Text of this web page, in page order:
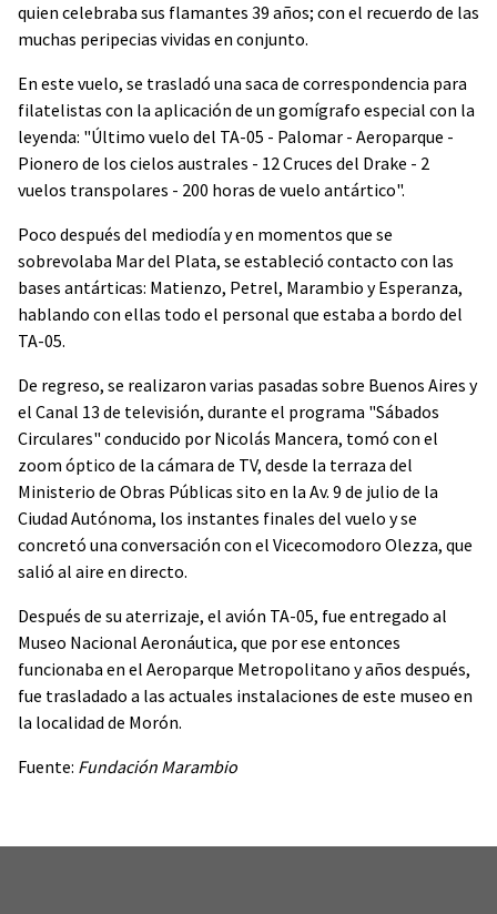
quien celebraba sus flamantes 39 años; con el recuerdo de las
muchas peripecias vividas en conjunto.
En este vuelo, se trasladó una saca de correspondencia para
filatelistas con la aplicación de un gomígrafo especial con la
leyenda: "Último vuelo del TA-05 - Palomar - Aeroparque -
Pionero de los cielos australes - 12 Cruces del Drake - 2
vuelos transpolares - 200 horas de vuelo antártico".
Poco después del mediodía y en momentos que se
sobrevolaba Mar del Plata, se estableció contacto con las
bases antárticas: Matienzo, Petrel, Marambio y Esperanza,
hablando con ellas todo el personal que estaba a bordo del
TA-05.
De regreso, se realizaron varias pasadas sobre Buenos Aires y
el Canal 13 de televisión, durante el programa "Sábados
Circulares" conducido por Nicolás Mancera, tomó con el
zoom óptico de la cámara de TV, desde la terraza del
Ministerio de Obras Públicas sito en la Av. 9 de julio de la
Ciudad Autónoma, los instantes finales del vuelo y se
concretó una conversación con el Vicecomodoro Olezza, que
salió al aire en directo.
Después de su aterrizaje, el avión TA-05, fue entregado al
Museo Nacional Aeronáutica, que por ese entonces
funcionaba en el Aeroparque Metropolitano y años después,
fue trasladado a las actuales instalaciones de este museo en
la localidad de Morón.
Fuente: Fundación Marambio